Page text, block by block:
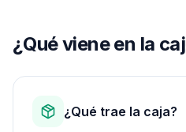
¿Qué viene en la
¿Qué trae la caja?